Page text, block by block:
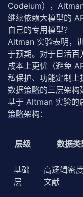
Codeium），
继续依赖大模型的
自己的专用模型？
Altman 实验表明，
于预期。对于日活百
成本上更优（避免
私保护、功能定制上
数据策略的三层架构
基于 Altman 实验的
策略架构：
层级 数据类
基础
层
高逻辑密
文献